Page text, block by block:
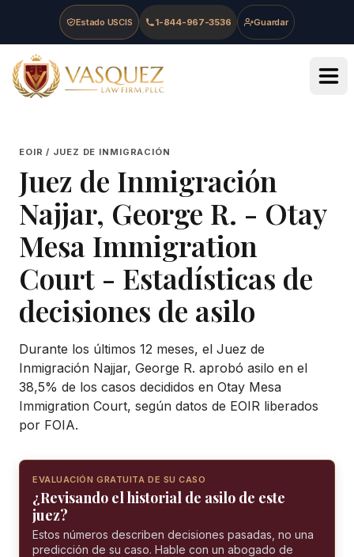
Skip to main content
Skip to navigation
Skip to footer
Estado USCIS 1-844-967-3536 Guardar
Vasquez Law Firm - Home
EOIR / JUEZ DE INMIGRACIÓN
Juez de Inmigración
Najjar, George R. - Otay
Mesa Immigration
Court - Estadísticas de
decisiones de asilo
Durante los últimos 12 meses, el Juez de
Inmigración Najjar, George R. aprobó asilo en el
38,5% de los casos decididos en Otay Mesa
Immigration Court, según datos de EOIR liberados
por FOIA.
EVALUACIÓN GRATUITA DE SU CASO
¿Revisando el historial de asilo de este
juez?
Estos números describen decisiones pasadas, no una
predicción de su caso. Hable con un abogado de